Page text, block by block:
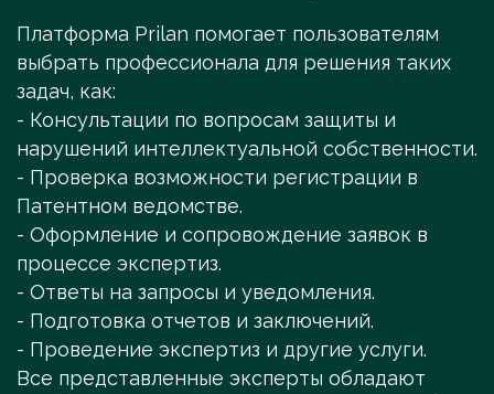
Платформа Prilan помогает пользователям
выбрать профессионала для решения таких
задач, как:
- Консультации по вопросам защиты и
нарушений интеллектуальной собственности.
- Проверка возможности регистрации в
Патентном ведомстве.
- Оформление и сопровождение заявок в
процессе экспертиз.
- Ответы на запросы и уведомления.
- Подготовка отчетов и заключений.
- Проведение экспертиз и другие услуги.
Все представленные эксперты обладают